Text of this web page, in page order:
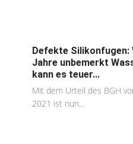
Defekte Silikonfugen:
Jahre unbemerkt
kann es teuer...
Mit dem Urteil des BGH
2021 ist nun...